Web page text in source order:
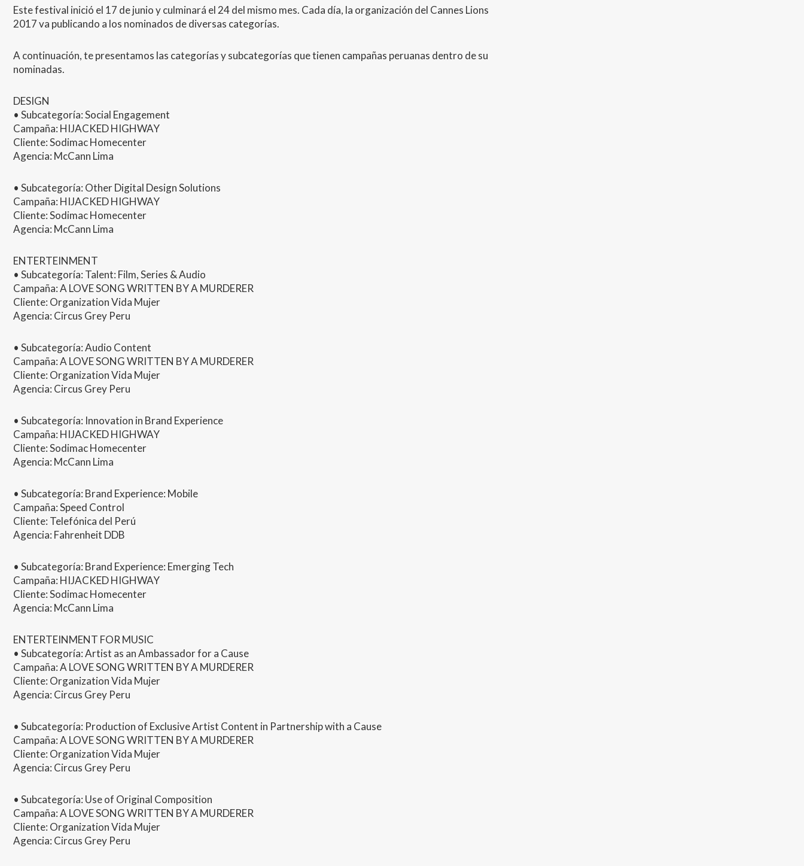
Este festival inició el 17 de junio y culminará el 24 del mismo mes. Cada día, la organización del Cannes Lions
2017 va publicando a los nominados de diversas categorías.
A continuación, te presentamos las categorías y subcategorías que tienen campañas peruanas dentro de su
nominadas.
DESIGN
• Subcategoría: Social Engagement
Campaña: HIJACKEDHIGHWAY
Cliente: Sodimac Homecenter
Agencia: McCann Lima
• Subcategoría: Other Digital Design Solutions
Campaña: HIJACKEDHIGHWAY
Cliente: Sodimac Homecenter
Agencia: McCann Lima
ENTERTEINMENT
• Subcategoría: Talent: Film, Series & Audio
Campaña: A LOVESONGWRITTEN BY A MURDERER
Cliente: Organization Vida Mujer
Agencia: Circus Grey Peru
• Subcategoría: Audio Content
Campaña: A LOVESONGWRITTEN BY A MURDERER
Cliente: Organization Vida Mujer
Agencia: Circus Grey Peru
• Subcategoría: Innovation in Brand Experience
Campaña: HIJACKEDHIGHWAY
Cliente: Sodimac Homecenter
Agencia: McCann Lima
• Subcategoría: Brand Experience: Mobile
Campaña: Speed Control
Cliente: Telefónica del Perú
Agencia: Fahrenheit DDB
• Subcategoría: Brand Experience: Emerging Tech
Campaña: HIJACKEDHIGHWAY
Cliente: Sodimac Homecenter
Agencia: McCann Lima
ENTERTEINMENT FOR MUSIC
• Subcategoría: Artist as an Ambassador for a Cause
Campaña: A LOVESONGWRITTEN BY A MURDERER
Cliente: Organization Vida Mujer
Agencia: Circus Grey Peru
• Subcategoría: Production of Exclusive Artist Content in Partnership with a Cause
Campaña: A LOVESONGWRITTEN BY A MURDERER
Cliente: Organization Vida Mujer
Agencia: Circus Grey Peru
• Subcategoría: Use of Original Composition
Campaña: A LOVESONGWRITTEN BY A MURDERER
Cliente: Organization Vida Mujer
Agencia: Circus Grey Peru